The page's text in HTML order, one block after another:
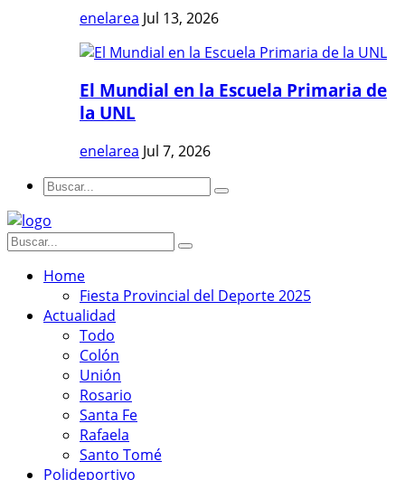
enelarea Jul 13, 2026
El Mundial en la Escuela Primaria de
la UNL
enelarea Jul 7, 2026
Home
Fiesta Provincial del Deporte 2025
Actualidad
Todo
Colón
Unión
Rosario
Santa Fe
Rafaela
Santo Tomé
Polideportivo